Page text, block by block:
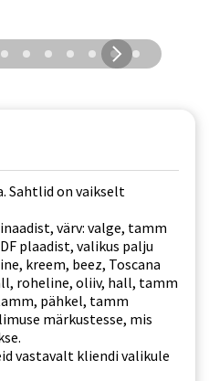
Sahtlid on vaikselt
värv: valge, tamm
plaadist, valikus palju
kreem, beez, Toscana
roheline, oliiv, hall, tamm
pähkel, tamm
märkustesse, mis
vastavalt kliendi valikule